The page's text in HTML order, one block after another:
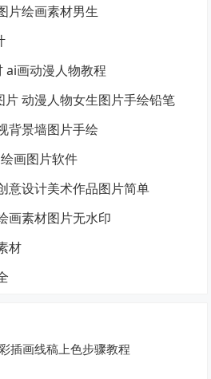
片绘画素材男生
ai画动漫人物教程
动漫人物女生图片手绘铅笔
背景墙图片手绘
画图片软件
意设计美术作品图片简单
画素材图片无水印
材
插画线稿上色步骤教程